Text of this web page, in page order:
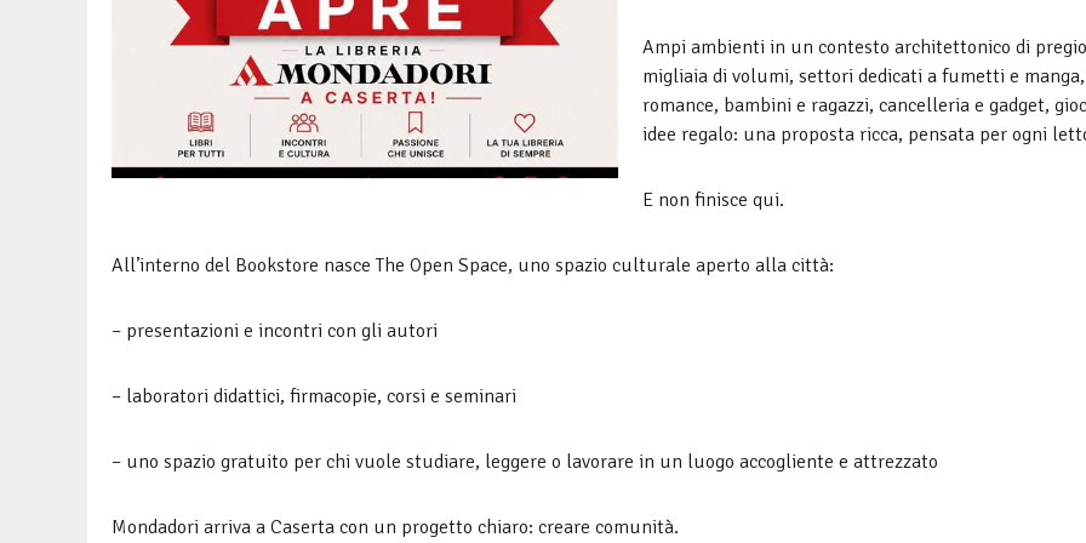
Ampi ambienti in un contesto architettonico di
migliaia di volumi, settori dedicati a fumetti e manga,
romance, bambini e ragazzi, cancelleria e gadget,
idee regalo: una proposta ricca, pensata per ogni
E non finisce qui.
All’interno del Bookstore nasce The Open Space, uno spazio culturale aperto alla città:
– presentazioni e incontri con gli autori
– laboratori didattici, firmacopie, corsi e seminari
– uno spazio gratuito per chi vuole studiare, leggere o lavorare in un luogo accogliente e attrezzato
Mondadori arriva a Caserta con un progetto chiaro: creare comunità.